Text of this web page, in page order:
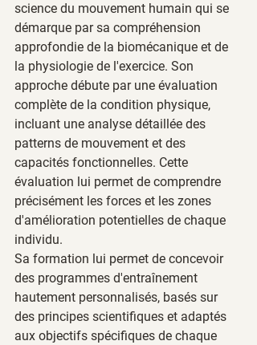
science du mouvement humain qui se
démarque par sa compréhension
approfondie de la biomécanique et de
la physiologie de l'exercice. Son
approche débute par une évaluation
complète de la condition physique,
incluant une analyse détaillée des
patterns de mouvement et des
capacités fonctionnelles. Cette
évaluation lui permet de comprendre
précisément les forces et les zones
d'amélioration potentielles de chaque
individu.
Sa formation lui permet de concevoir
des programmes d'entraînement
hautement personnalisés, basés sur
des principes scientifiques et adaptés
aux objectifs spécifiques de chaque